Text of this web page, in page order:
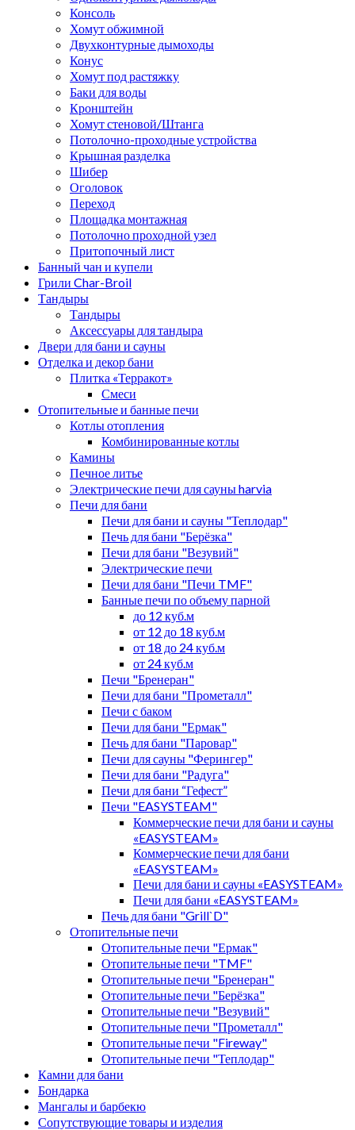
Консоль
Хомут обжимной
Двухконтурные дымоходы
Конус
Хомут под растяжку
Баки для воды
Кронштейн
Хомут стеновой/Штанга
Потолочно-проходные устройства
Крышная разделка
Шибер
Оголовок
Переход
Площадка монтажная
Потолочно проходной узел
Притопочный лист
Банный чан и купели
Грили Char-Broil
Тандыры
Тандыры
Аксессуары для тандыра
Двери для бани и сауны
Отделка и декор бани
Плитка «Терракот»
Смеси
Отопительные и банные печи
Котлы отопления
Комбинированные котлы
Камины
Печное литье
Электрические печи для сауны harvia
Печи для бани
Печи для бани и сауны "Теплодар"
Печь для бани "Берёзка"
Печи для бани "Везувий"
Электрические печи
Печи для бани "Печи TMF"
Банные печи по объему парной
до 12 куб.м
от 12 до 18 куб.м
от 18 до 24 куб.м
от 24 куб.м
Печи "Бренеран"
Печи для бани "Прометалл"
Печи с баком
Печи для бани "Ермак"
Печь для бани "Паровар"
Печи для сауны "Ферингер"
Печи для бани "Радуга"
Печи для бани “Гефест”
Печи "EASYSTEAM"
Коммерческие печи для бани и сауны
«EASYSTEAM»
Коммерческие печи для бани
«EASYSTEAM»
Печи для бани и сауны «EASYSTEAM»
Печи для бани «EASYSTEAM»
Печь для бани "Grill`D"
Отопительные печи
Отопительные печи "Ермак"
Отопительные печи "TMF"
Отопительные печи "Бренеран"
Отопительные печи "Берёзка"
Отопительные печи "Везувий"
Отопительные печи "Прометалл"
Отопительные печи "Fireway"
Отопительные печи "Теплодар"
Камни для бани
Бондарка
Мангалы и барбекю
Сопутствующие товары и изделия